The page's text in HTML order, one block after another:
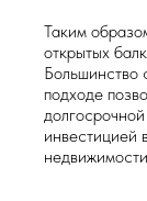
Таким
открытых
Большинство
подходе
инвестицией